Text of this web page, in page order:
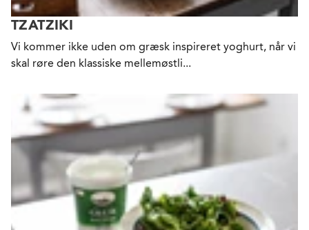
TZATZIKI
Vi kommer ikke uden om græsk inspireret yoghurt, når vi
skal røre den klassiske mellemøstli...